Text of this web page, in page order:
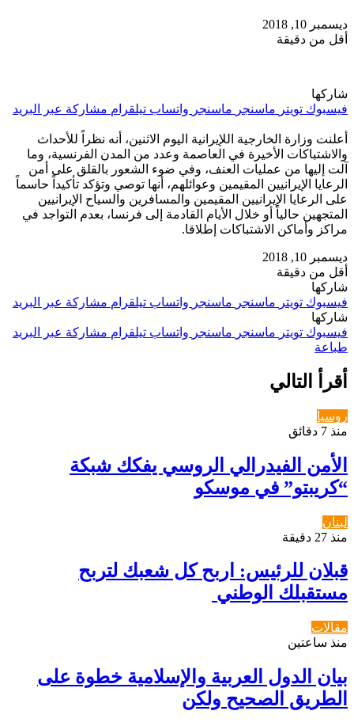
ديسمبر 10, 2018
أقل من دقيقة
شاركها
فيسبوك تويتر ماسنجر ماسنجر واتساب تيلقرام مشاركة عبر البريد
أعلنت وزارة الخارجية اللإيرانية اليوم الاثنين، أنه نظراً للأحداث
والاشتباكات الأخيرة في العاصمة وعدد من المدن الفرنسية، وما
آلت إليها من عمليات العنف، وفي ضوء الشعور بالقلق على أمن
الرعايا الإيرانيين المقيمين وعوائلهم، أنها توصي وتؤكد تأكيداً حاسماً
على الرعايا الإيرانيين المقيمين والمسافرين والسياح الإيرانيين
المتجهين حالياً أو خلال الأيام القادمة إلى فرنسا، بعدم التواجد في
مراكز وأماكن الاشتباكات إطلاقا.
ديسمبر 10, 2018
أقل من دقيقة
شاركها
فيسبوك تويتر ماسنجر ماسنجر واتساب تيلقرام مشاركة عبر البريد
شاركها
فيسبوك تويتر ماسنجر ماسنجر واتساب تيلقرام مشاركة عبر البريد
طباعة
أقرأ التالي
روسيا
منذ 7 دقائق
الأمن الفيدرالي الروسي يفكك شبكة
“كريبتو” في موسكو
لبنان
منذ 27 دقيقة
قبلان للرئيس: اربح كل شعبك لتربح
مستقبلك الوطني ‏
مقالات
منذ ساعتين
بيان الدول العربية والإسلامية خطوة على
الطريق الصحيح ولكن